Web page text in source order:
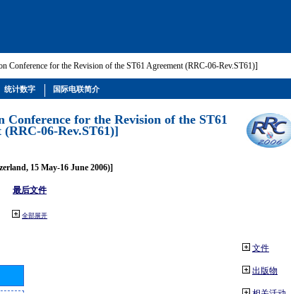
Conference for the Revision of the ST61 Agreement (RRC-06-Rev.ST61)]
Conference for the Revision of the ST61
(RRC-06-Rev.ST61)]
15 May-16 June 2006)]
最后文件
全部展开
文件
出版物
统计数字 国际电联简介